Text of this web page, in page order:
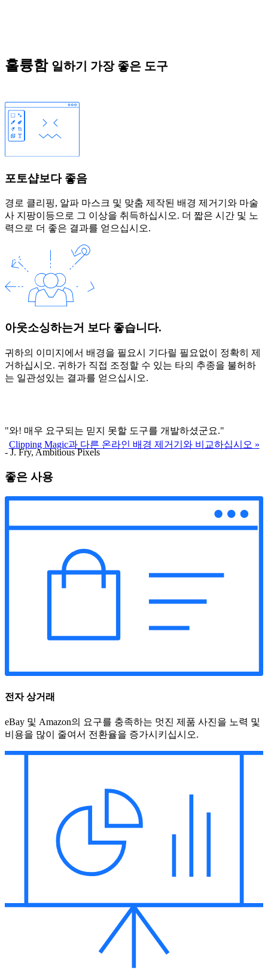
훌륭함 일하기 가장 좋은 도구
포토샵보다 좋음
경로 클리핑, 알파 마스크 및 맞춤 제작된 배경 제거기와 마술
사 지팡이등으로 그 이상을 취득하십시오. 더 짧은 시간 및 노
력으로 더 좋은 결과를 얻으십시오.
아웃소싱하는거 보다 좋습니다.
귀하의 이미지에서 배경을 필요시 기다릴 필요없이 정확히 제
거하십시오. 귀하가 직접 조정할 수 있는 타의 추종을 불허하
는 일관성있는 결과를 얻으십시오.
Clipping Magic과 다른 온라인 배경 제거기와 비교하십시오 »
"와! 매우 요구되는 믿지 못할 도구를 개발하셨군요."
- J. Fry, Ambitious Pixels
좋은 사용
전자 상거래
eBay 및 Amazon의 요구를 충족하는 멋진 제품 사진을 노력 및
비용을 많이 줄여서 전환율을 증가시키십시오.